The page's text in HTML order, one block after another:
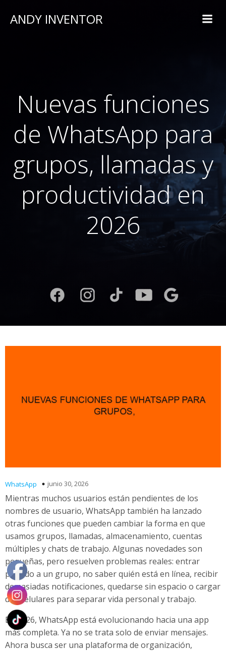
ANDY INVENTOR
Nuevas funciones
de WhatsApp para
grupos, llamadas y
productividad en
2026
WhatsApp junio 30, 2026
Mientras muchos usuarios están pendientes de los
nombres de usuario, WhatsApp también ha lanzado
otras funciones que pueden cambiar la forma en que
usamos grupos, llamadas, almacenamiento, cuentas
múltiples y chats de trabajo. Algunas novedades son
pequeñas, pero resuelven problemas reales: entrar
perdido a un grupo, no saber quién está en línea, recibir
demasiadas notificaciones, quedarse sin espacio o cargar
dos celulares para separar vida personal y trabajo.
En 2026, WhatsApp está evolucionando hacia una app
más completa. Ya no se trata solo de enviar mensajes.
Ahora busca ser una plataforma de organización,